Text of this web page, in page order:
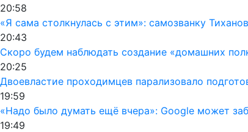
20:58
«Я сама столкнулась с этим»: самозванку
20:43
Скоро будем наблюдать создание «домашних
20:25
Двоевластие проходимцев парализовало
19:59
«Надо было думать ещё вчера»: Google может
19:49